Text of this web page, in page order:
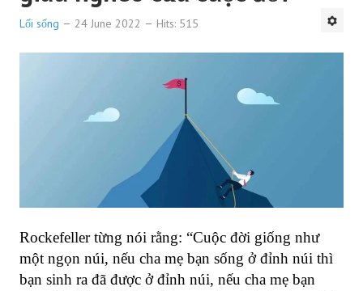
Lối sống 24 June 2022 Hits: 515
Rockefeller từng nói rằng: “Cuộc đời giống như
một ngọn núi, nếu cha mẹ bạn sống ở đỉnh núi thì
bạn sinh ra đã được ở đỉnh núi, nếu cha mẹ bạn